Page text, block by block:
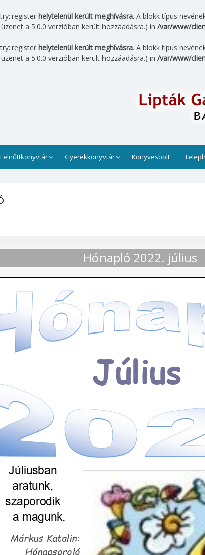
helytelenül került meghívásra. A blokk típus
a 5.0.0 verzióban került hozzáadásra.) in /var/www/
helytelenül került meghívásra. A blokk típus
a 5.0.0 verzióban került hozzáadásra.) in /var/www/
Felnőttkönyvtár Gyerekkönyvtár Könyvesbolt
Hónapló 2022. július